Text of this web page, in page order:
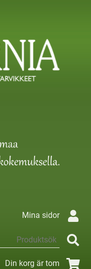
Mina sidor
Din korg är tom